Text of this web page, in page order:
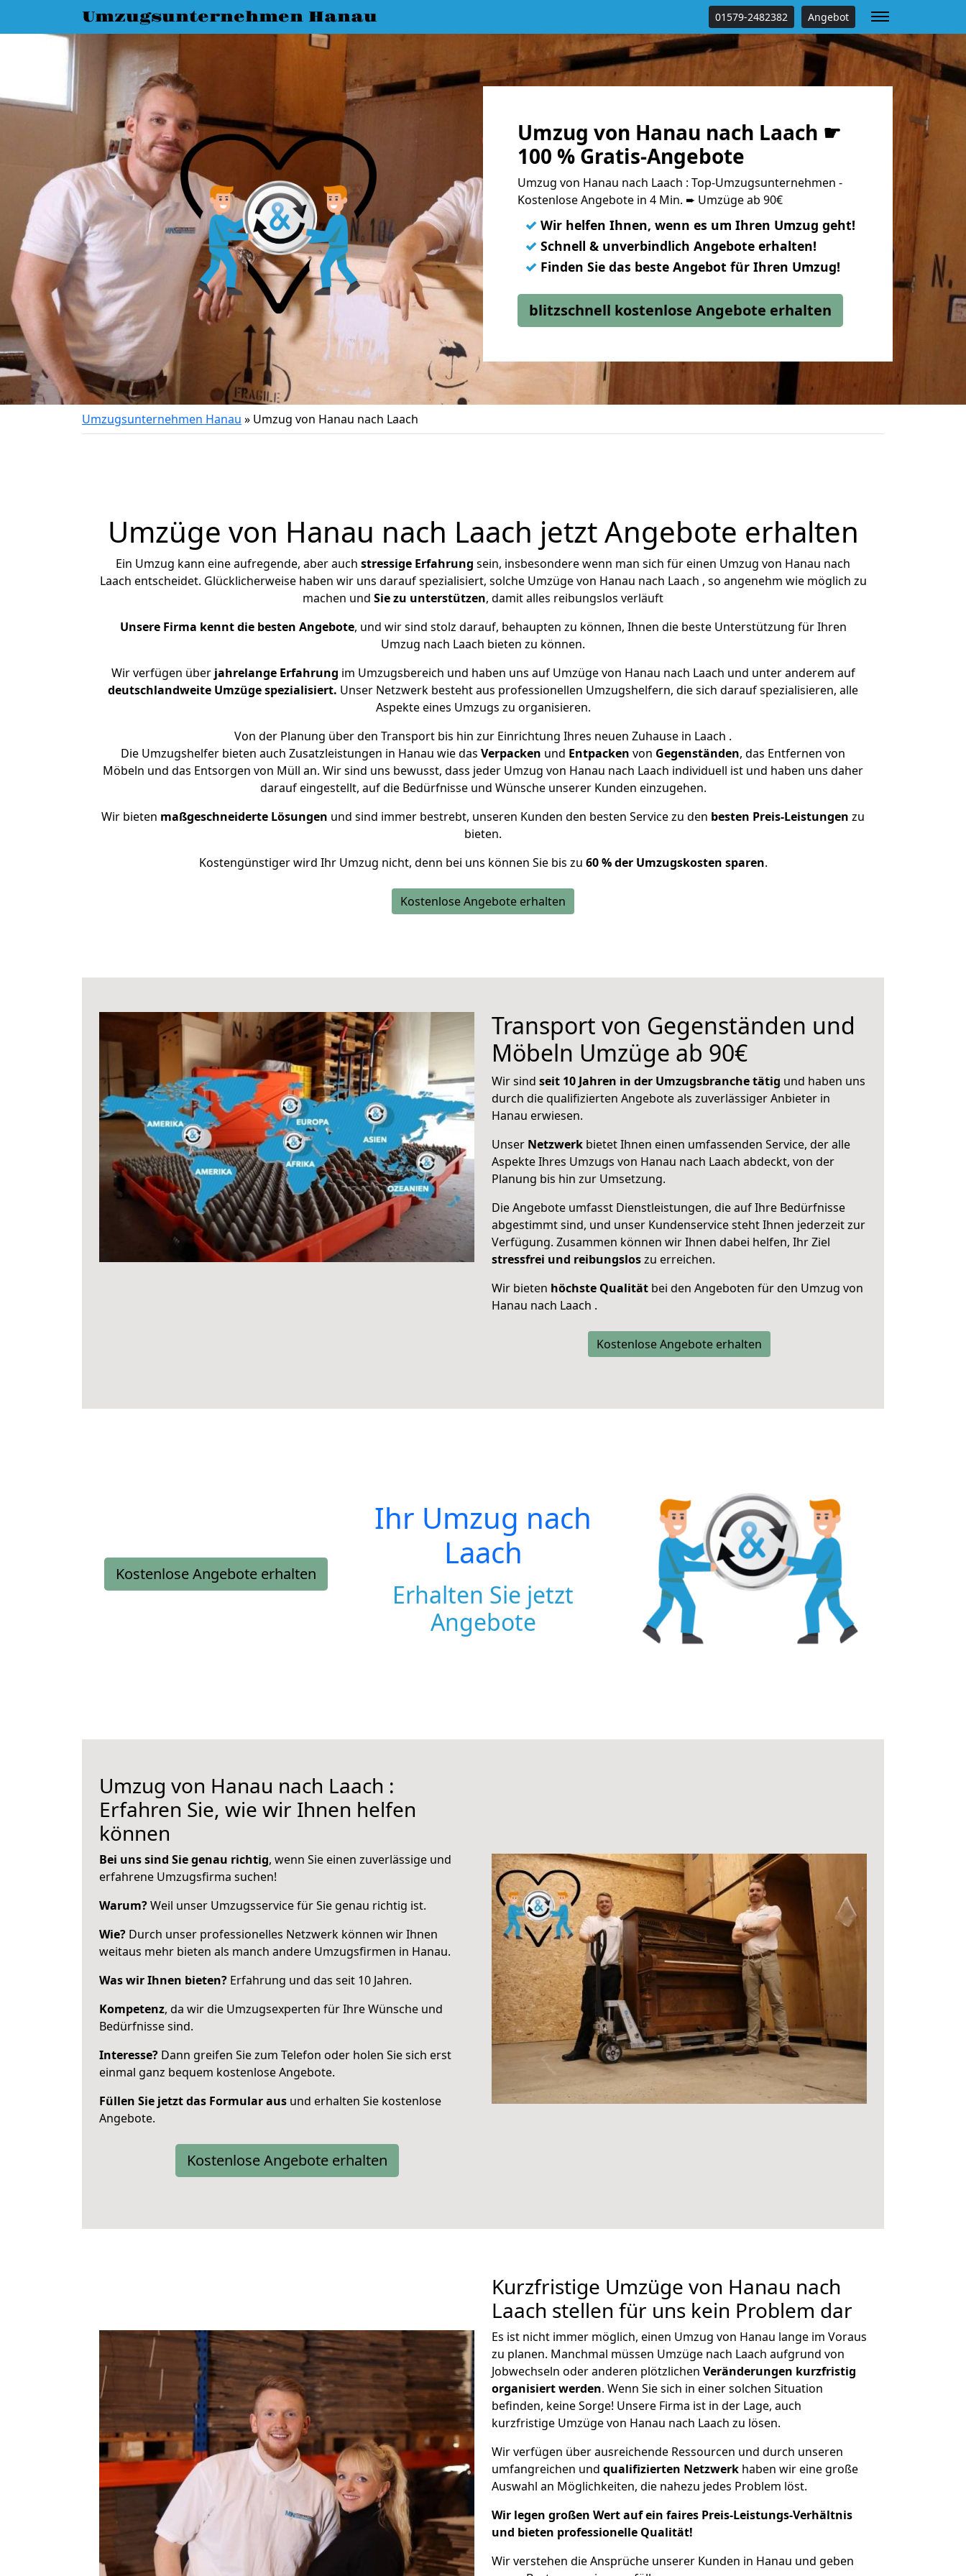
Umzugsunternehmen Hanau 01579-2482382 Angebot
Umzug von Hanau nach Laach ☛
100 % Gratis-Angebote
Umzug von Hanau nach Laach : Top-Umzugsunternehmen -
Kostenlose Angebote in 4 Min. ➨ Umzüge ab 90€
✓ Wir helfen Ihnen, wenn es um Ihren Umzug geht!
✓ Schnell & unverbindlich Angebote erhalten!
✓ Finden Sie das beste Angebot für Ihren Umzug!
blitzschnell kostenlose Angebote erhalten
Umzugsunternehmen Hanau » Umzug von Hanau nach Laach
Umzüge von Hanau nach Laach jetzt Angebote erhalten
Ein Umzug kann eine aufregende, aber auch stressige Erfahrung sein, insbesondere wenn man sich für einen Umzug von Hanau nach
Laach entscheidet. Glücklicherweise haben wir uns darauf spezialisiert, solche Umzüge von Hanau nach Laach , so angenehm wie möglich zu
machen und Sie zu unterstützen, damit alles reibungslos verläuft
Unsere Firma kennt die besten Angebote, und wir sind stolz darauf, behaupten zu können, Ihnen die beste Unterstützung für Ihren
Umzug nach Laach bieten zu können.
Wir verfügen überjahrelange Erfahrung im Umzugsbereich und haben uns auf Umzüge von Hanau nach Laach und unter anderem auf
deutschlandweite Umzüge spezialisiert. Unser Netzwerk besteht aus professionellen Umzugshelfern, die sich darauf spezialisieren, alle
Aspekte eines Umzugs zu organisieren.
Von der Planung über den Transport bis hin zur Einrichtung Ihres neuen Zuhause in Laach .
Die Umzugshelfer bieten auch Zusatzleistungen in Hanau wie das Verpacken und Entpacken von Gegenständen, das Entfernen von
Möbeln und das Entsorgen von Müll an. Wir sind uns bewusst, dass jeder Umzug von Hanau nach Laach individuell ist und haben uns daher
darauf eingestellt, auf die Bedürfnisse und Wünsche unserer Kunden einzugehen.
Wir bieten maßgeschneiderte Lösungen und sind immer bestrebt, unseren Kunden den besten Service zu den besten Preis-Leistungen zu
bieten.
Kostengünstiger wird Ihr Umzug nicht, denn bei uns können Sie bis zu 60 % der Umzugskosten sparen.
Kostenlose Angebote erhalten
Transport von Gegenständen und
Möbeln Umzüge ab 90€
Wir sind seit 10 Jahren in der Umzugsbranche tätig und haben uns
durch die qualifizierten Angebote als zuverlässiger Anbieter in
Hanau erwiesen.
Unser Netzwerk bietet Ihnen einen umfassenden Service, der alle
Aspekte Ihres Umzugs von Hanau nach Laach abdeckt, von der
Planung bis hin zur Umsetzung.
Die Angebote umfasst Dienstleistungen, die auf Ihre Bedürfnisse
abgestimmt sind, und unser Kundenservice steht Ihnen jederzeit zur
Verfügung. Zusammen können wir Ihnen dabei helfen, Ihr Ziel
stressfrei und reibungsloszu erreichen.
Wir bieten höchste Qualität bei den Angeboten für den Umzug von
Hanau nach Laach .
Kostenlose Angebote erhalten
Kostenlose Angebote erhalten
Ihr Umzug nach
Laach
Erhalten Sie jetzt
Angebote
Umzug von Hanau nach Laach :
Erfahren Sie, wie wir Ihnen helfen
können
Bei uns sind Sie genau richtig, wenn Sie einen zuverlässige und
erfahrene Umzugsfirma suchen!
Warum?Weil unser Umzugsservice für Sie genau richtig ist.
Wie? Durch unser professionelles Netzwerk können wir Ihnen
weitaus mehr bieten als manch andere Umzugsfirmen in Hanau.
Was wir Ihnen bieten? Erfahrung und das seit 10 Jahren.
Kompetenz, da wir die Umzugsexperten für Ihre Wünsche und
Bedürfnisse sind.
Interesse? Dann greifen Sie zum Telefon oder holen Sie sich erst
einmal ganz bequem kostenlose Angebote.
Füllen Sie jetzt das Formular aus und erhalten Sie kostenlose
Angebote.
Kostenlose Angebote erhalten
Kurzfristige Umzüge von Hanau nach
Laach stellen für uns kein Problem dar
Es ist nicht immer möglich, einen Umzug von Hanau lange im Voraus
zu planen. Manchmal müssen Umzüge nach Laach aufgrund von
Jobwechseln oder anderen plötzlichen Veränderungen kurzfristig
organisiert werden. Wenn Sie sich in einer solchen Situation
befinden, keine Sorge! Unsere Firma ist in der Lage, auch
kurzfristige Umzüge von Hanau nach Laach zu lösen.
Wir verfügen über ausreichende Ressourcen und durch unseren
umfangreichen und qualifizierten Netzwerk haben wir eine große
Auswahl an Möglichkeiten, die nahezu jedes Problem löst.
Wir legen großen Wert auf ein faires Preis-Leistungs-Verhältnis
und bieten professionelle Qualität!
Wir verstehen die Ansprüche unserer Kunden in Hanau und geben